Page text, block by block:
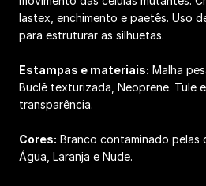
lastex, enchimento e paetês. Uso
para estruturar as silhuetas.
Estampas e materiais: Malha
Buclê texturizada, Neoprene. Tule
transparência.
Cores: Branco contaminado pelas
Água, Laranja e Nude.